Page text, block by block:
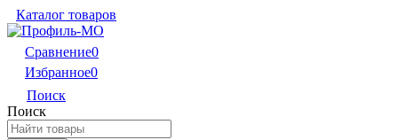
Каталог товаров
Сравнение0
Избранное0
Поиск
Поиск